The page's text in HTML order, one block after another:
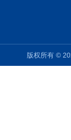
版权所有 ©